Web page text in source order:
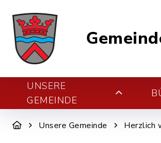
UNSERE
GEMEINDE
Unsere Gemeinde Herzlich